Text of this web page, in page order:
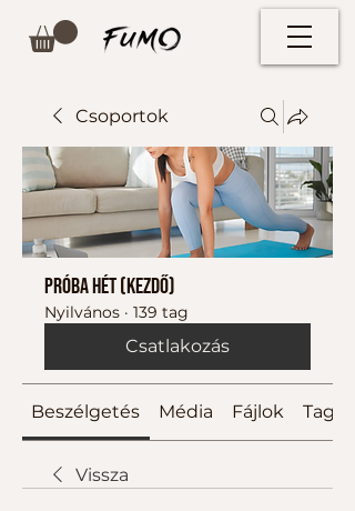
Csoportok
Próba hét (kezdő)
Nyilvános · 139 tag
Csatlakozás
Beszélgetés Média Fájlok Tagok
Vissza